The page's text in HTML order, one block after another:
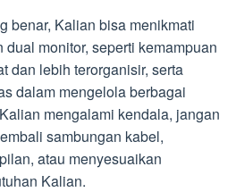
benar, Kalian bisa menikmati
dual monitor, seperti kemampuan
dan lebih terorganisir, serta
dalam mengelola berbagai
mengalami kendala, jangan
sambungan kabel,
atau menyesuaikan
Kalian.